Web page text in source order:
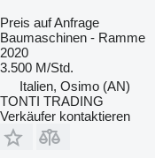
Preis auf Anfrage
Baumaschinen - Ramme
2020
3.500 M/Std.
Italien, Osimo (AN)
TONTI TRADING
Verkäufer kontaktieren